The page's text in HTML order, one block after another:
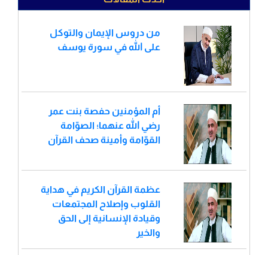
من دروس الإيمان والتوكل
على الله في سورة يوسف
أم المؤمنين حفصة بنت عمر
رضي الله عنهما؛ الصوّامة
القوّامة وأمينة صحف القرآن
عظمة القرآن الكريم في هداية
القلوب وإصلاح المجتمعات
وقيادة الإنسانية إلى الحق
والخير